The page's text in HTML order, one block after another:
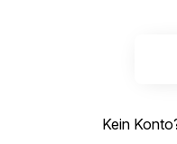
Kein